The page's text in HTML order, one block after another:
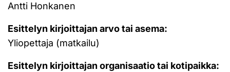
Antti Honkanen
Esittelyn kirjoittajan arvo tai asema:
Yliopettaja (matkailu)
Esittelyn kirjoittajan organisaatio tai kotipaikka: